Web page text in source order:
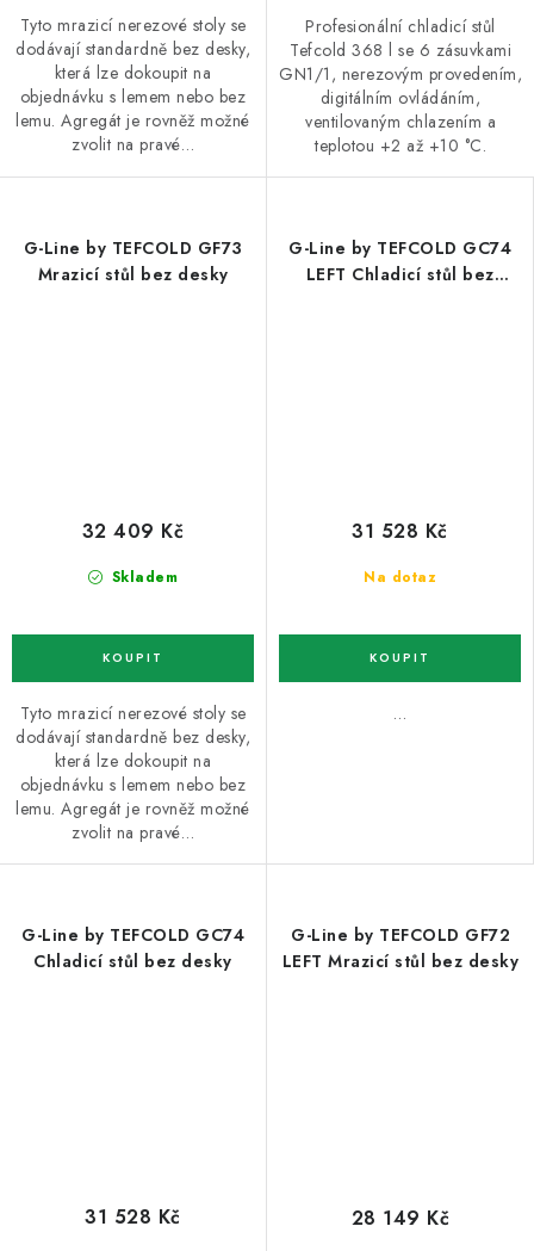
Tyto mrazicí nerezové stoly se
dodávají standardně bez desky,
která lze dokoupit na
objednávku s lemem nebo bez
lemu. Agregát je rovněž možné
zvolit na pravé…
Profesionální chladicí stůl
Tefcold 368 l se 6 zásuvkami
GN1/1, nerezovým provedením,
digitálním ovládáním,
ventilovaným chlazením a
teplotou +2 až +10 °C.
G-Line by TEFCOLD GF73
Mrazicí stůl bez desky
Skladem
32 409 Kč
Tyto mrazicí nerezové stoly se
dodávají standardně bez desky,
která lze dokoupit na
objednávku s lemem nebo bez
lemu. Agregát je rovněž možné
zvolit na pravé…
G-Line by TEFCOLD GC74
LEFT Chladicí stůl bez
Na dotaz
31 528 Kč
…
G-Line by TEFCOLD GC74
Chladicí stůl bez desky
31 528 Kč
G-Line by TEFCOLD GF72
LEFT Mrazicí stůl bez desky
28 149 Kč